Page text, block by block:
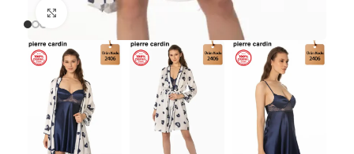
Büyütmek için tıklayın